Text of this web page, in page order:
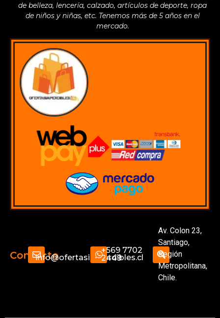
de belleza, lencería, calzado, artículos de deporte, ropa
de niños y niñas, etc. Tenemos más de 5 años en el
mercado.
Contactoinfo@ofertasimperdibles.cl
+569 7702
2449
Av. Colon 23,
Santiago,
Región
Metropolitana,
Chile.